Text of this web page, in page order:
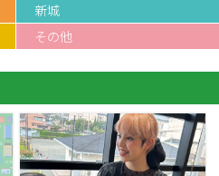
新城
その他